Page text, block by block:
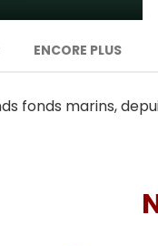
ENCORE PLUS
fonds marins,